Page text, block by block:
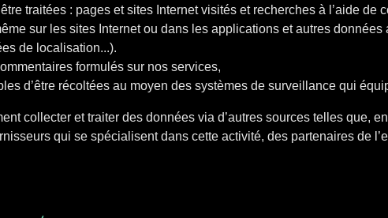
traitées : pages et sites Internet visités et recherches à l’aide de
sur les sites Internet ou dans les applications et autres
de localisation...).
formulés sur nos services,
d’être récoltées au moyen des systèmes de surveillance qui
collecter et traiter des données via d’autres sources telles que,
qui se spécialisent dans cette activité, des partenaires de